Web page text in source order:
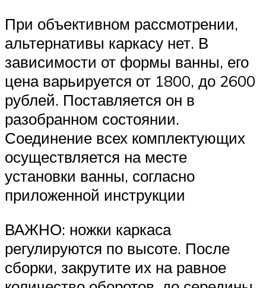
При объективном рассмотрении,
альтернативы каркасу нет. В
зависимости от формы ванны, его
цена варьируется от 1800, до 2600
рублей. Поставляется он в
разобранном состоянии.
Соединение всех комплектующих
осуществляется на месте
установки ванны, согласно
приложенной инструкции
ВАЖНО: ножки каркаса
регулируются по высоте. После
сборки, закрутите их на равное